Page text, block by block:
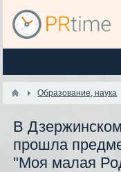
Образование, наука
В
прошла
"Моя малая